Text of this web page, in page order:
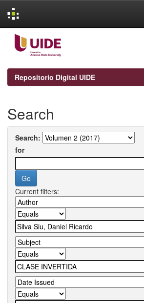
navigation
Repositorio Digital UIDE
Search
Search:
for
Current filters: